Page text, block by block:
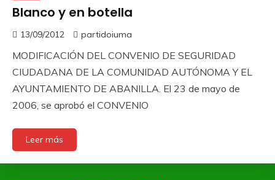
Blanco y en botella
13/09/2012 partidoiuma
MODIFICACIÓN DEL CONVENIO DE SEGURIDAD
CIUDADANA DE LA COMUNIDAD AUTÓNOMA Y EL
AYUNTAMIENTO DE ABANILLA. El 23 de mayo de
2006, se aprobó el CONVENIO
Leer más